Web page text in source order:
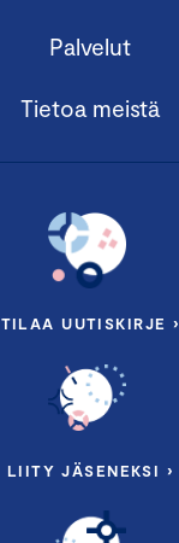
Palvelut
Tietoa meistä
TILAA UUTISKIRJE ›
LIITY JÄSENEKSI ›